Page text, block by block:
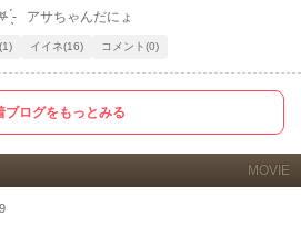
̖́- アサちゃんだにょ
イイネ(16) コメント(0)
ブログをもっとみる
MOVIE